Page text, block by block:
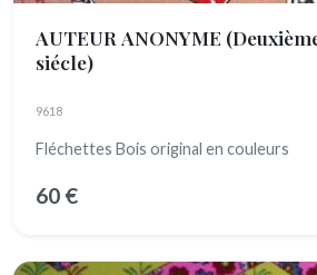
AUTEUR ANONYME
siécle)
9618
Fléchettes Bois original en couleurs
60 €